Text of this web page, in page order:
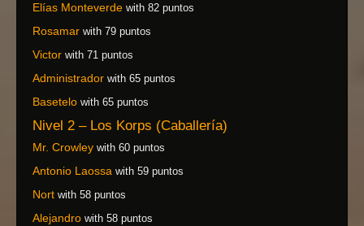
Elías Monteverde with 82 puntos
Rosamar with 79 puntos
Victor with 71 puntos
Administrador with 65 puntos
Basetelo with 65 puntos
Nivel 2 – Los Korps (Caballería)
Mr. Crowley with 60 puntos
Antonio Laossa with 59 puntos
Nort with 58 puntos
Alejandro with 58 puntos